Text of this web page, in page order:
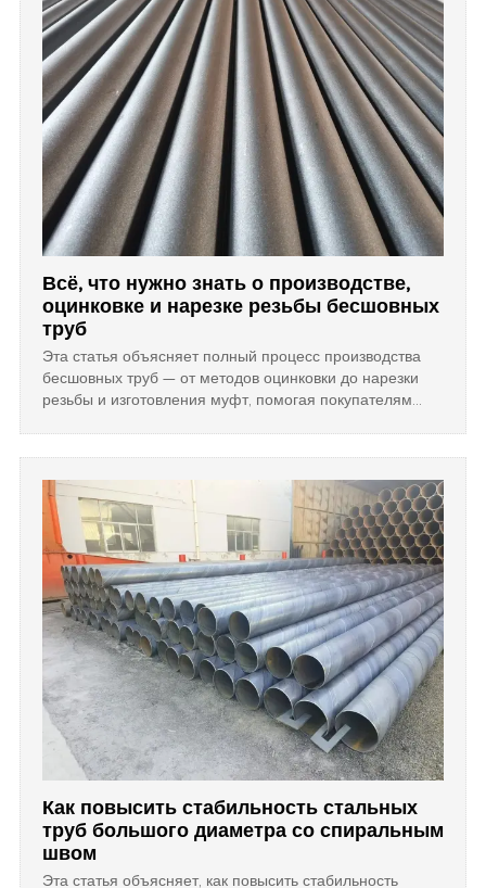
Всё, что нужно знать о производстве,
оцинковке и нарезке резьбы бесшовных
труб
Эта статья объясняет полный процесс производства
бесшовных труб — от методов оцинковки до нарезки
резьбы и изготовления муфт, помогая покупателям
Как повысить стабильность стальных
труб большого диаметра со спиральным
швом
Эта статья объясняет, как повысить стабильность